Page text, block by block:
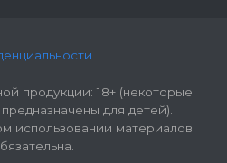
продукции: 18+ (некоторые
для детей).
использовании материалов